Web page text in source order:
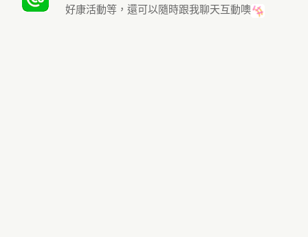
好康活動等，還可以隨時跟我聊天互動噢